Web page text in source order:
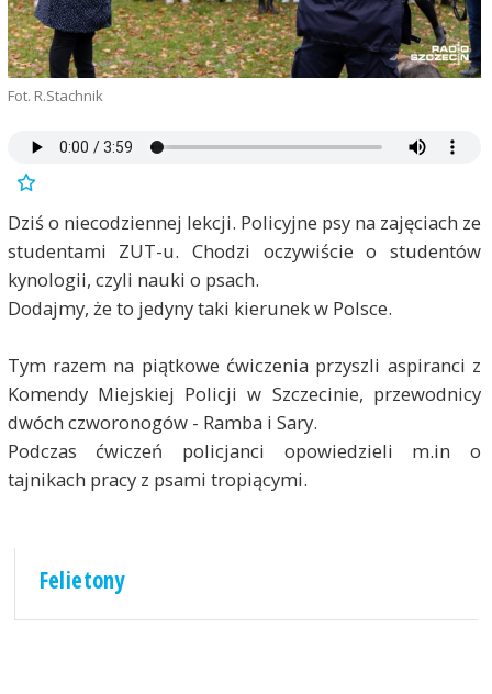
Fot. R.Stachnik
Dziś o niecodziennej lekcji. Policyjne psy na zajęciach ze
studentami ZUT-u. Chodzi oczywiście o studentów
kynologii, czyli nauki o psach.
Dodajmy, że to jedyny taki kierunek w Polsce.
Tym razem na piątkowe ćwiczenia przyszli aspiranci z
Komendy Miejskiej Policji w Szczecinie, przewodnicy
dwóch czworonogów - Ramba i Sary.
Podczas ćwiczeń policjanci opowiedzieli m.in o
tajnikach pracy z psami tropiącymi.
Felietony